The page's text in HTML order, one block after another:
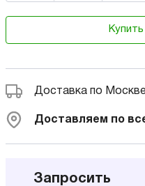
Доставка по
Доставляем по
Запросить